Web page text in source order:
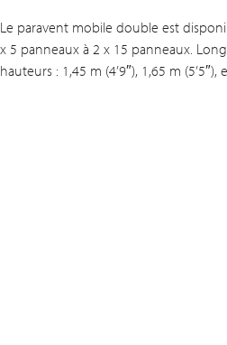
Le paravent mobile double est
x 5 panneaux à 2 x 15 panneaux.
hauteurs : 1,45 m (4’9″), 1,65 m (5’5″),